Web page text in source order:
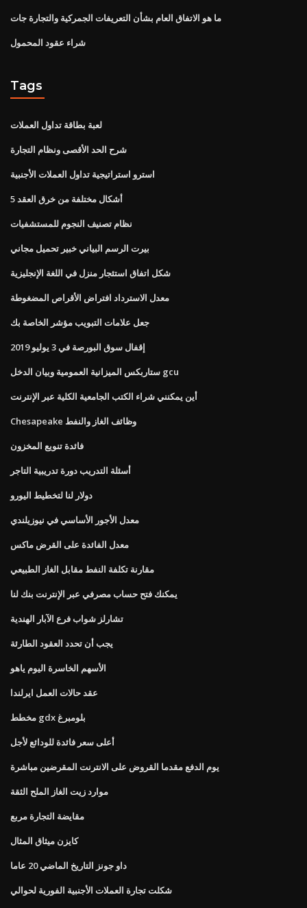
ما هو الاتفاق العام بشأن التعريفات الجمركية والتجارة جات
شراء عقود المحمول
Tags
لعبة بطاقة تداول العملات
شرح الحد الأقصى ونظام التجارة
استرو استراتيجية تداول العملات الأجنبية
5 أشكال مختلفة من خرق العقد
نظام تصنيف النجوم للمستشفيات
بيرت الرسم البياني خبير تحميل مجاني
شكل اتفاق استئجار منزل في اللغة الإنجليزية
معدل الاسترداد افتراض الأقراص المضغوطة
جعل علامات التبويب مؤشر الخاصة بك
إقفال سوق البورصة في 3 يوليو 2019
ستاربكس الميزانية العمومية وبيان الدخل gcu
أين يمكنني شراء الكتب الجامعية الكلية عبر الإنترنت
Chesapeake وظائف الغاز والنفط
فائدة تنويع المخزون
أسئلة التدريب دورة تدريبية التاجر
دولار لنا لتخطيط اليورو
معدل الأجور الأساسي في نيوزيلندي
معدل الفائدة على القرض ماكس
مقارنة تكلفة النفط مقابل الغاز الطبيعي
يمكنك فتح حساب مصرفي عبر الإنترنت بنك لنا
تشارلز شواب فرع الآبار الهندية
يجب أن تحدد العقود الطارئة
الأسهم الخاسرة اليوم ياهو
عقد حالات العمل ايرلندا
مخطط gdx بلومبرغ
أعلى سعر فائدة للودائع لأجل
يوم الدفع مقدما القروض على الانترنت المقرضين مباشرة
موارد زيت الغاز الملح الثقة
مقايضة التجارة مربع
كايزن ميثاق المثال
داو جونز التاريخ الماضي 20 عاما
شكلت تجارة العملات الأجنبية الفورية لحوالي